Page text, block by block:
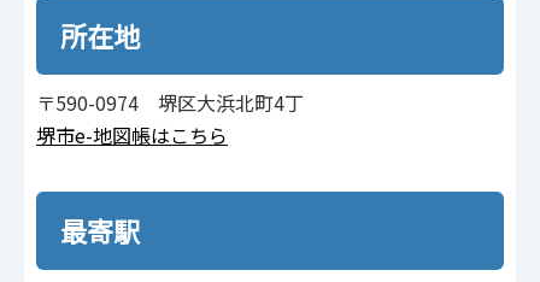
所在地
〒590-0974 堺区大浜北町4丁
堺市e-地図帳はこちら
最寄駅